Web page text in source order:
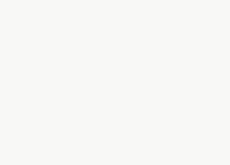
она порадует новостью о